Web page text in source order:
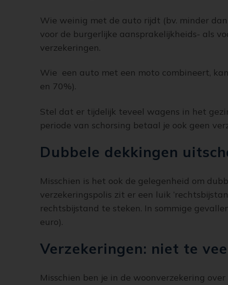
Wie weinig met de auto rijdt (bv. minder
voor de burgerlijke aansprakelijkheids- als
verzekeringen.
Wie een auto met een moto combineert,
en 70%).
Stel dat er tijdelijk teveel wagens in het
periode van schorsing betaal je ook geen
Dubbele dekkingen
Misschien is het ook de gelegenheid om
verzekeringspolis zit er een luik
rechtsbijstand te steken. In sommige
euro).
Verzekeringen: niet te
Misschien ben je in de woonverzekering